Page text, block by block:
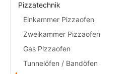
Pizzatechnik
Einkammer Pizzaofen
Zweikammer Pizzaofen
Gas Pizzaofen
Tunnelöfen / Bandöfen